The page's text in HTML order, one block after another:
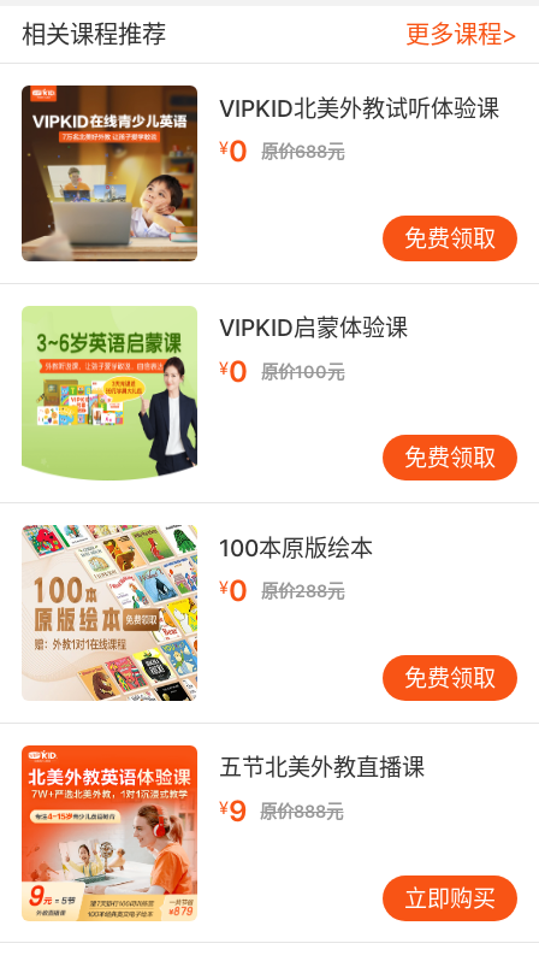
This（指示代词）——表示的是这是的意思，一
般都是用来介绍距离自己比较近的物品的时候使
用，比如“This is a pen（这是一只钢笔）”，
“This is”是不可以缩写的。此外就是在打电话的
时候被人会问是谁，那么回答就要使用“This is
Jane（这是jane）”.
That（指示代词）——表示的是那是的意思，一
般就是用来介绍距离自己比较远的物品的时候使
用，比如“That is a big tree（那是一棵大
树）”，“That is”可以缩写成“That’s”。在打电话
的时候询问对方是谁，需要使用that比如“Who’s
that（是谁）”。
再就是在介绍放在一起的两样东西的时候，分别
使用this（先说）和that（后说），比如This is a
pen（这是一只钢笔）以及That is a pencil（那
是一只铅笔）。
It（人称代词）——可以这样使用在一般疑问句中
如Is this a notebook（这是一本笔记本吗），以
及回答的时候用Yes, it is（是的、它是）。
相关课程推荐 更多课程>
VIPKID北美外教试听体验课
¥0 原价688元
免费领取
VIPKID启蒙体验课
¥0 原价100元
免费领取
100本原版绘本
¥0 原价288元
免费领取
五节北美外教直播课
¥9 原价888元
立即购买